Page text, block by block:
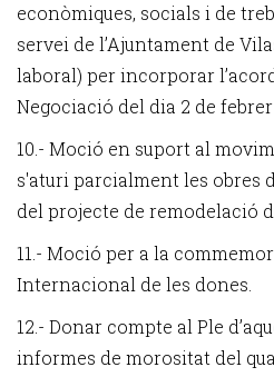
econòmiques, socials i de
servei de l’Ajuntament de
laboral) per incorporar
Negociació del dia 2 de febrer
10.- Moció en suport al
s'aturi parcialment les obres
del projecte de remodelació
11.- Moció per a la
Internacional de les dones.
12.- Donar compte al Ple
informes de morositat del